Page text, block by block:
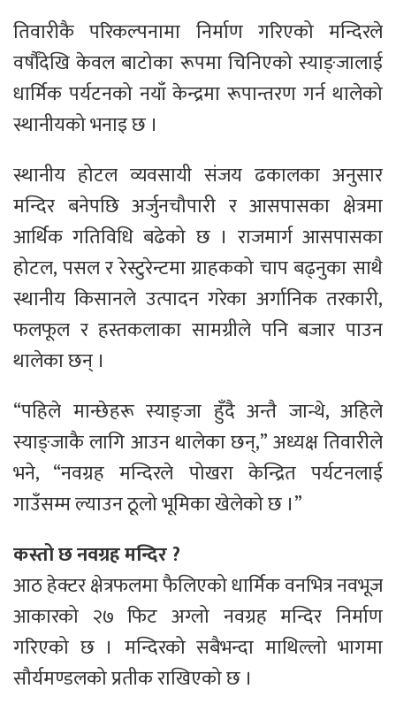
तिवारीकै परिकल्पनामा निर्माण गरिएको मन्दिरले
वर्षौंदेखि केवल बाटोका रूपमा चिनिएको स्याङ्जालाई
धार्मिक पर्यटनको नयाँ केन्द्रमा रूपान्तरण गर्न थालेको
स्थानीयको भनाइ छ ।
स्थानीय होटल व्यवसायी संजय ढकालका अनुसार
मन्दिर बनेपछि अर्जुनचौपारी र आसपासका क्षेत्रमा
आर्थिक गतिविधि बढेको छ । राजमार्ग आसपासका
होटल, पसल र रेस्टुरेन्टमा ग्राहकको चाप बढ्नुका साथै
स्थानीय किसानले उत्पादन गरेका अर्गानिक तरकारी,
फलफूल र हस्तकलाका सामग्रीले पनि बजार पाउन
थालेका छन् ।
“पहिले मान्छेहरू स्याङ्जा हुँदै अन्तै जान्थे, अहिले
स्याङ्जाकै लागि आउन थालेका छन्,” अध्यक्ष तिवारीले
भने, “नवग्रह मन्दिरले पोखरा केन्द्रित पर्यटनलाई
गाउँसम्म ल्याउन ठूलो भूमिका खेलेको छ ।”
कस्तो छ नवग्रह मन्दिर ?
आठ हेक्टर क्षेत्रफलमा फैलिएको धार्मिक वनभित्र नवभूज
आकारको २७ फिट अग्लो नवग्रह मन्दिर निर्माण
गरिएको छ । मन्दिरको सबैभन्दा माथिल्लो भागमा
सौर्यमण्डलको प्रतीक राखिएको छ ।